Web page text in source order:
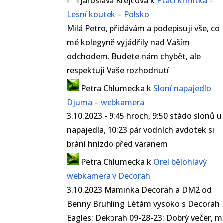
Lesní koutek – Polsko
Milá Petro, přidávám a podepisuji vše, co
mé kolegyně vyjádřily nad Vaším
odchodem. Budete nám chybět, ale
respektuji Vaše rozhodnutí
Petra Chlumecka k Sloní napajedlo
Djuma – webkamera
3.10.2023 - 9:45 hroch, 9:50 stádo slonů u
napajedla, 10:23 pár vodních avdotek si
brání hnízdo před varanem
Petra Chlumecka k Orel bělohlavý
webkamera v Decorah
3.10.2023 Maminka Decorah a DM2 od
Benny Bruhling Létám vysoko s Decorah
Eagles: Dekorah 09-28-23: Dobrý večer,